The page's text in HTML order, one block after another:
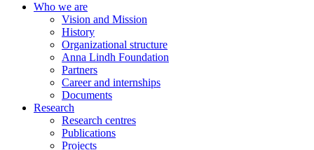
Who we are
Vision and Mission
History
Organizational structure
Anna Lindh Foundation
Partners
Career and internships
Documents
Research
Research centres
Publications
Projects